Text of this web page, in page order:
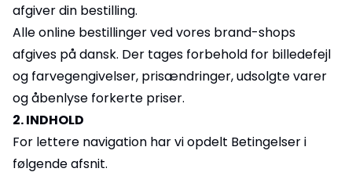
afgiver din bestilling.
Alle online bestillinger ved vores brand-shops
afgives på dansk. Der tages forbehold for billedefejl
og farvegengivelser, prisændringer, udsolgte varer
og åbenlyse forkerte priser.
2. INDHOLD
For lettere navigation har vi opdelt Betingelser i
følgende afsnit.